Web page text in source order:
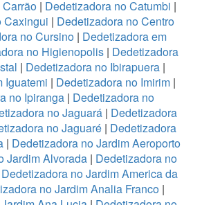
| Dedetizadora no Catumbi |
Caxingui | Dedetizadora no Centro
no Cursino | Dedetizadora em
no Higienopolis | Dedetizadora
| Dedetizadora no Ibirapuera|
Iguatemi | Dedetizadora no Imirim |
no Ipiranga | Dedetizadora no
no Jaguará | Dedetizadora
no Jaguaré | Dedetizadora
| Dedetizadora no Jardim Aeroporto
Jardim Alvorada | Dedetizadora no
Dedetizadora no Jardim America da
no Jardim Analia Franco |